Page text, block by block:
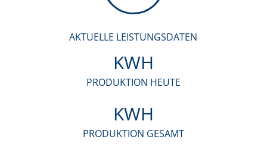
AKTUELLE LEISTUNGSDATEN
KWH
PRODUKTION HEUTE
KWH
PRODUKTION GESAMT